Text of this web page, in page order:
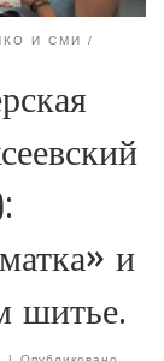
И СМИ
и
шитье.